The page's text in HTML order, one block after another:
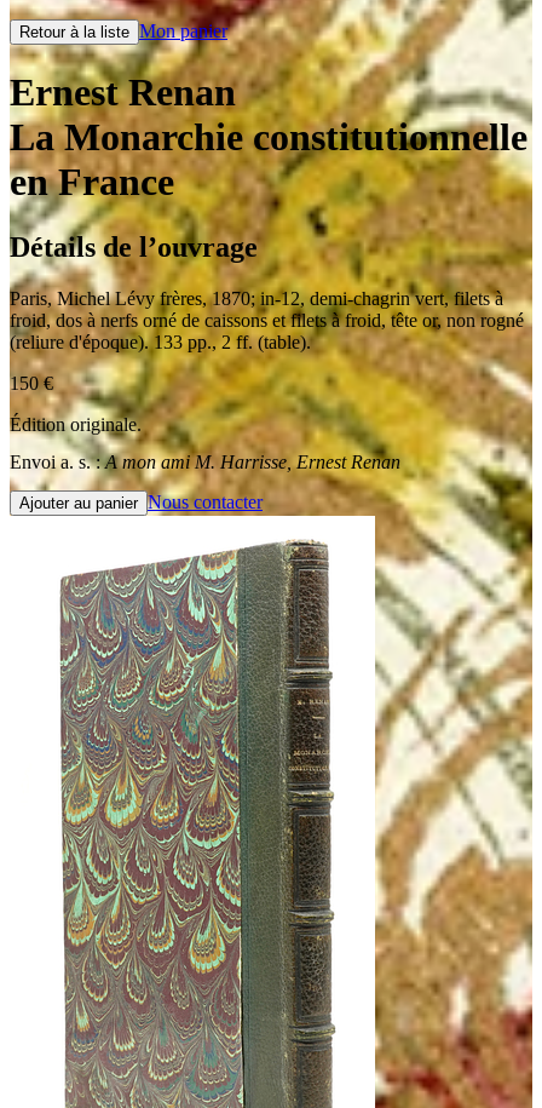
Retour à la liste Mon panier
Ernest Renan
La Monarchie constitutionnelle
en France
Détails de l’ouvrage
Paris,Michel Lévy frères,1870; in-12, demi-chagrin vert, filets à
froid, dos à nerfs orné de caissons et filets à froid, tête or, non rogné
(reliure d'époque). 133 pp., 2 ff. (table).
150€
Édition originale.
Envoi a. s. :A mon ami M. Harrisse, Ernest Renan
Ajouter au panier Nous contacter